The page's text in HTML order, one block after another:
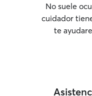
No suele
cuidador
te